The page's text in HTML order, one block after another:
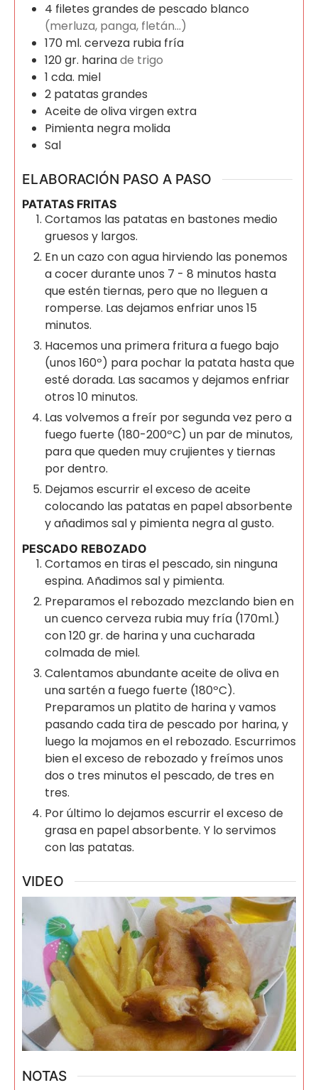
4 filetes grandes de pescado blanco
(merluza, panga, fletán...)
170 ml. cerveza rubia fría
120gr. harinade trigo
1 cda. miel
2 patatas grandes
Aceite de oliva virgen extra
Pimienta negra molida
Sal
ELABORACIÓN PASO A PASO
PATATAS FRITAS
Cortamos las patatas en bastones medio
gruesos y largos.
En un cazo con agua hirviendo las ponemos
a cocer durante unos 7 - 8 minutos hasta
que estén tiernas, pero que no lleguen a
romperse. Las dejamos enfriar unos 15
minutos.
Hacemos una primera fritura a fuego bajo
(unos 160º) para pochar la patata hasta que
esté dorada. Las sacamos y dejamos enfriar
otros 10 minutos.
Las volvemos a freír por segunda vez pero a
fuego fuerte (180-200ºC) un par de minutos,
para que queden muy crujientes y tiernas
por dentro.
Dejamos escurrir el exceso de aceite
colocando las patatas en papel absorbente
y añadimos sal y pimienta negra al gusto.
PESCADO REBOZADO
Cortamos en tiras el pescado, sin ninguna
espina. Añadimos sal y pimienta.
Preparamos el rebozado mezclando bien en
un cuenco cerveza rubia muy fría (170ml.)
con 120 gr. de harina y una cucharada
colmada de miel.
Calentamos abundante aceite de oliva en
una sartén a fuego fuerte (180ºC).
Preparamos un platito de harina y vamos
pasando cada tira de pescado por harina, y
luego la mojamos en el rebozado. Escurrimos
bien el exceso de rebozado y freímos unos
dos o tres minutos el pescado, de tres en
tres.
Por último lo dejamos escurrir el exceso de
grasa en papel absorbente. Y lo servimos
con las patatas.
VIDEO
NOTAS